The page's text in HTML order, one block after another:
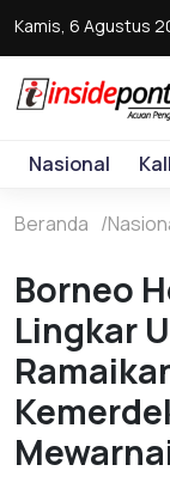
Kamis, 6 Agustus
Nasional
Beranda
Borneo
Lingkar